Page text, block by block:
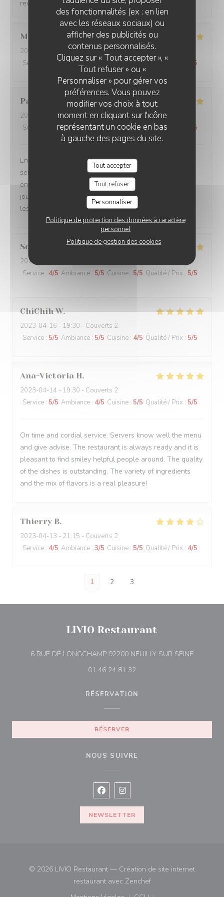
des fonctionnalités (ex : en lien
avec les réseaux sociaux) ou
afficher des publicités ou
contenus personnalisés.
Cliquez sur « Tout accepter », «
Tout refuser » ou «
Personnaliser » pour gérer vos
préférences. Vous pouvez
modifier vos choix à tout
moment en cliquant sur l'icône
représentant un cookie en bas
à gauche des pages du site.
Tout accepter
Tout refuser
Personnaliser
Politique de protection des données à caractère
personnel
Politique de gestion des cookies
reviendrez. Bien à vous, Charles Innocenti
Marion
2023-04-15
- 21:15 - Couverts 2
Service
/5 Ambiance:5 /5 Cuisine:5/5 Qualité / Prix /5
Paola
2023-04-16
- 12:15 - Couverts 6
Service
/5 Ambiance:5/5 Cuisine: 5/5 Qualité / Prix /5
Encore une fois, un super moment en famille! Notre
serveur (cheveux bouclés) est toujours attentifs aux
enfants et donnent de supers conseils sur les plats du
jour. Les lasagnes toujours au top! Les enfants adorent,
les adultes aussi.
Sophie
2023-04-14
Service : 4/5 Ambiance : 5/5 Cuisine : 5/5 Qualité / Prix : 5/5
ChiChih W
2023-04-16 - 19:30 - Couverts 2
Service : 5/5 Ambiance : 5/5 Cuisine : 4/5 Qualité / Prix : 5/5
Ana-Victoria H
2023-04-14 - 19:30 - Couverts 2
Service : 5/5 Ambiance : 4/5 Cuisine : 5/5 Qualité / Prix : 5/5
On time and cordial service. Servers know well the menu
and give advise. The restaurant is always ready and it is
pleasant to find smiley helpful people around. The quality
of the dishes is outstanding. The variety of ingredients
and the mix of flavors is a real pleasure!
Thierry B
2023-04-13 - 21:15 - Couverts 2
Service : 4/5 Ambiance : 3/5 Cuisine : 5/5 Qualité / Prix : 4/5
1 2 3
LIVIO Restaurant
6 RUE DE LONGCHAMP 92200 NEUILLY SUR SEINE
01 46 24 81 32
RÉSERVATION
RÉSERVER
NOUS SUIVRE
Facebook ((ouvre une nouvelle
Instagram ((ouvre une
NEWSLETTER
© 2026 LIVIO Restaurant — Création de site internet
restaurant avec Zenchef((ouvre une nouvelle